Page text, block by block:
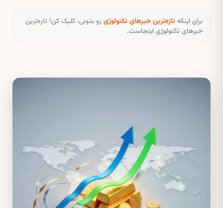
برای اینکهتازه‌ترین خبرهای تکنولوژی رو بدونی، کلیک کن! تازه‌ترین
خبرهای تکنولوژی اینجاست.